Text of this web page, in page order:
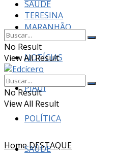
MARANHÃO
NOTÍCIAS
PIAUÍ
POLÍTICA
SAÚDE
SAÚDE
TERESINA
No Result
View All Result
No Result
View All Result
Home DESTAQUE